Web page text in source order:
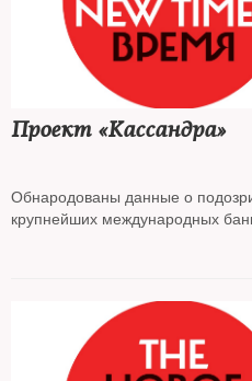
Проект «Кассандра»
Обнародованы данные о
крупнейших международных